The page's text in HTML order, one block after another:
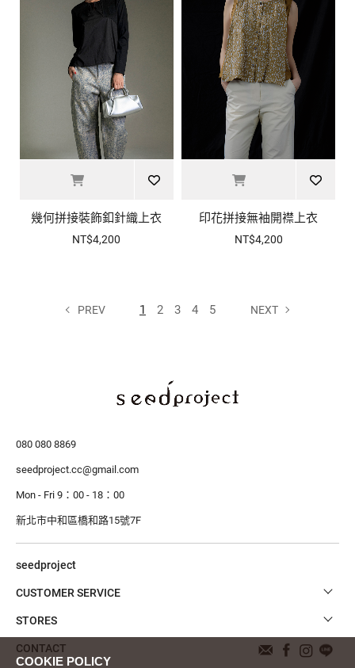
幾何拼接裝飾釦針織上衣
NT$4,200
印花拼接無袖開襟上衣
NT$4,200
PREV 1 2 3 4 5 NEXT
080 080 8869
seedproject.cc@gmail.com
Mon - Fri 9：00 - 18：00
新北市中和區橋和路15號7F
seedproject
CUSTOMER SERVICE
STORES
CONTACT